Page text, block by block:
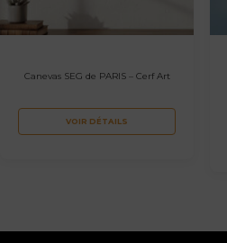
Canevas SEG de PARIS – Cerf Art
VOIR DÉTAILS